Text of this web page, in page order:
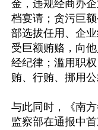
金，违规经商办
档宴请；贪污巨
部选拔任用、企
受巨额贿赂，向
经纪律；滥用职
贿、行贿、挪用
与此同时，《南
监察部在通报中